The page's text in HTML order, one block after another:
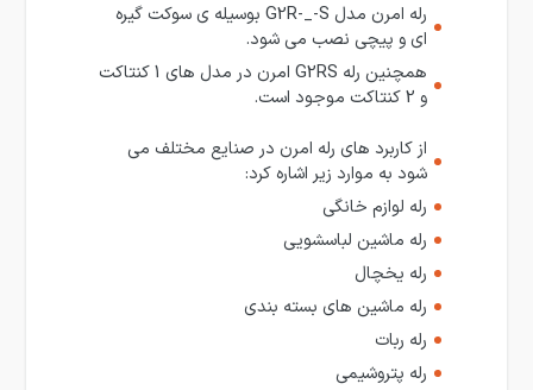
رله امرن مدل G2R-_-S بوسیله ی سوکت گیره
ای و پیچی نصب می شود.
همچنین رله G2RS امرن در مدل های 1 کنتاکت
و 2 کنتاکت موجود است.
از کاربرد های رله امرن در صنایع مختلف می
شود به موارد زیر اشاره کرد:
رله لوازم خانگی
رله ماشین لباسشویی
رله یخچال
رله ماشین های بسته بندی
رله ربات
رله پتروشیمی